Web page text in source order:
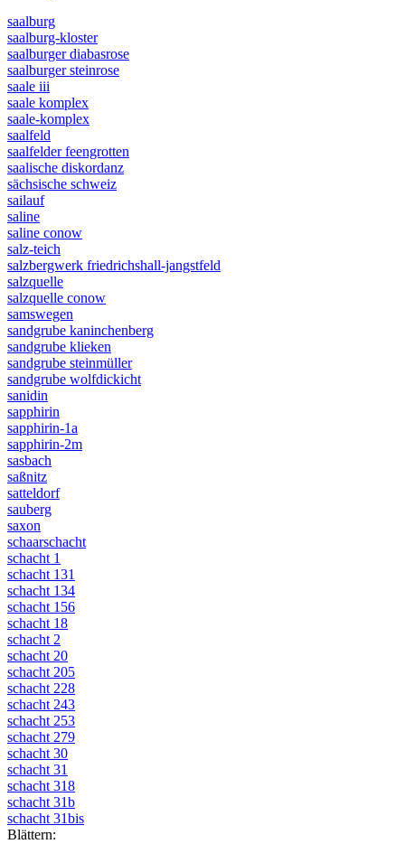
saalburg
saalburg-kloster
saalburger diabasrose
saalburger steinrose
saale iii
saale komplex
saale-komplex
saalfeld
saalfelder feengrotten
saalische diskordanz
sächsische schweiz
sailauf
saline
saline conow
salz-teich
salzbergwerk friedrichshall-jangstfeld
salzquelle
salzquelle conow
samswegen
sandgrube kaninchenberg
sandgrube klieken
sandgrube steinmüller
sandgrube wolfdickicht
sanidin
sapphirin
sapphirin-1a
sapphirin-2m
sasbach
saßnitz
satteldorf
sauberg
saxon
schaarschacht
schacht 1
schacht 131
schacht 134
schacht 156
schacht 18
schacht 2
schacht 20
schacht 205
schacht 228
schacht 243
schacht 253
schacht 279
schacht 30
schacht 31
schacht 318
schacht 31b
schacht 31bis
Blättern: